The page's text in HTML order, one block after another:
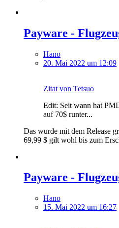
Payware -
Hano
20. Mai 2022 um 12:09
Zitat von Tetsuo
Edit: Seit wann hat
auf 70$ runter...
Das wurde mit dem Release
69,99 $ gilt wohl bis zum
Payware -
Hano
15. Mai 2022 um 16:27